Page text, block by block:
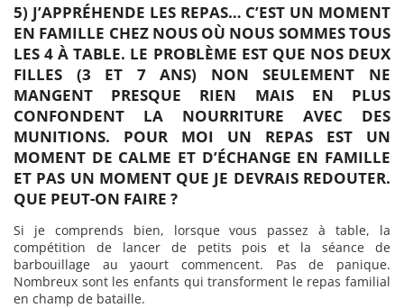
5) J’APPRÉHENDE LES REPAS… C’EST UN MOMENT
EN FAMILLE CHEZ NOUS OÙ NOUS SOMMES TOUS
LES 4 À TABLE. LE PROBLÈME EST QUE NOS DEUX
FILLES (3 ET 7 ANS) NON SEULEMENT NE
MANGENT PRESQUE RIEN MAIS EN PLUS
CONFONDENT LA NOURRITURE AVEC DES
MUNITIONS. POUR MOI UN REPAS EST UN
MOMENT DE CALME ET D’ÉCHANGE EN FAMILLE
ET PAS UN MOMENT QUE JE DEVRAIS REDOUTER.
QUE PEUT-ON FAIRE ?
Si je comprends bien, lorsque vous passez à table, la
compétition de lancer de petits pois et la séance de
barbouillage au yaourt commencent. Pas de panique.
Nombreux sont les enfants qui transforment le repas familial
en champ de bataille.